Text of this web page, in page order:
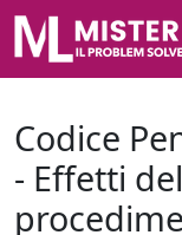
Codice
- Effetti